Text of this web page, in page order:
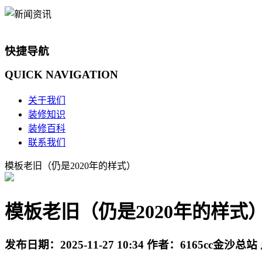
快捷导航
QUICK NAVIGATION
关于我们
装修知识
装修百科
联系我们
模板老旧（仍是2020年的样式）
模板老旧（仍是2020年的样式）
发布日期： 2025-11-27 10:34 作者： 6165cc金沙总站